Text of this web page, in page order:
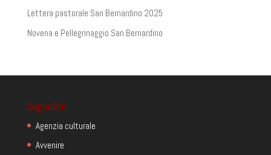
Lettera pastorale San Bernardino 2025
Novena e Pellegrinaggio San Bernardino
Segnalibri
Agenzia culturale
Avvenire